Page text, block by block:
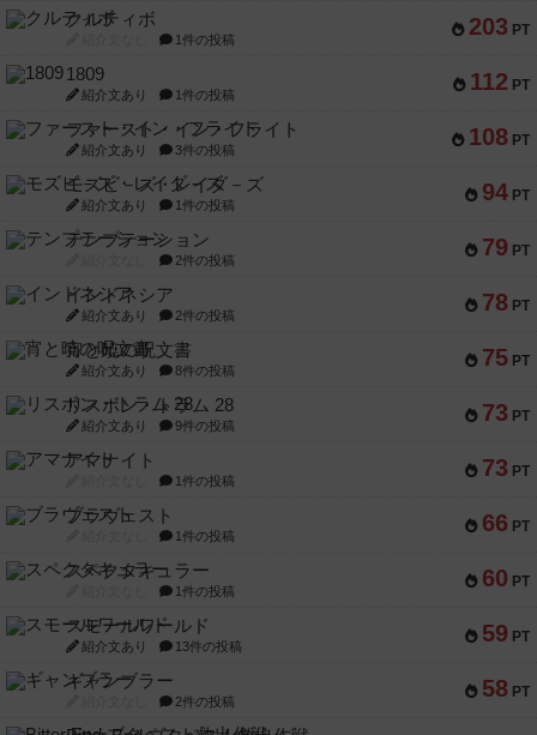
203 PT
クルティボ
1件の投稿
112 PT
1809
紹介文あり 1件の投稿
108 PT
ファースト・イン・フライト
紹介文あり 3件の投稿
94 PT
モズビ－ズ・レイダ－ズ
紹介文あり 1件の投稿
79 PT
テンプテーション
2件の投稿
78 PT
インドネシア
紹介文あり 2件の投稿
75 PT
宵と暁の呪文書
紹介文あり 8件の投稿
73 PT
リスボン・トラム 28
紹介文あり 9件の投稿
73 PT
アマナイト
1件の投稿
66 PT
ブラヴェスト
1件の投稿
60 PT
スペクタキュラー
1件の投稿
59 PT
スモールワールド
紹介文あり 13件の投稿
58 PT
ギャンブラー
2件の投稿